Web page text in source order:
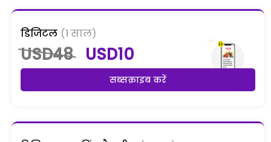
डिजिटल (1 साल)
USD48 USD10
सब्सक्राइब करें